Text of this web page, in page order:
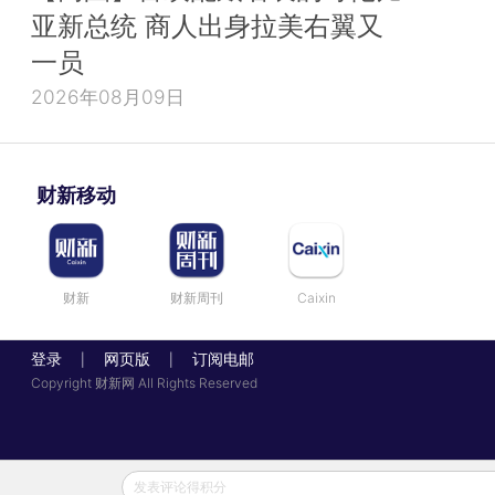
亚新总统 商人出身拉美右翼又
一员
2026年08月09日
财新移动
财新 财新周刊 Caixin
登录 网页版 订阅电邮
Copyright 财新网 All Rights Reserved
发表评论得积分